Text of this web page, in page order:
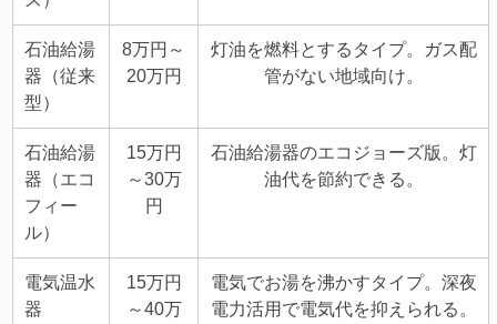
石油給湯
器（従来
型）
8万円～
20万円
灯油を燃料とするタイプ。ガス配
管がない地域向け。
石油給湯
器（エコ
フィー
ル）
15万円
～30万
円
石油給湯器のエコジョーズ版。灯
油代を節約できる。
電気温水
器
15万円
～40万
電気でお湯を沸かすタイプ。深夜
電力活用で電気代を抑えられる。